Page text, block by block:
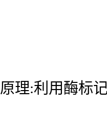
原理:利用酶标